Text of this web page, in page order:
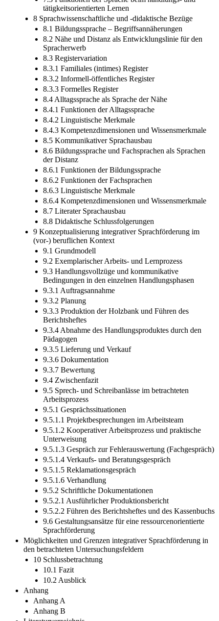
tätigkeitsorientierten Lernen
8 Sprachwissenschaftliche und -didaktische Bezüge
8.1 Bildungssprache – Begriffsannäherungen
8.2 Nähe und Distanz als Entwicklungslinie für den
Spracherwerb
8.3 Registervariation
8.3.1 Familiales (intimes) Register
8.3.2 Informell-öffentliches Register
8.3.3 Formelles Register
8.4 Alltagssprache als Sprache der Nähe
8.4.1 Funktionen der Alltagssprache
8.4.2 Linguistische Merkmale
8.4.3 Kompetenzdimensionen und Wissensmerkmale
8.5 Kommunikativer Sprachausbau
8.6 Bildungssprache und Fachsprachen als Sprachen
der Distanz
8.6.1 Funktionen der Bildungssprache
8.6.2 Funktionen der Fachsprachen
8.6.3 Linguistische Merkmale
8.6.4 Kompetenzdimensionen und Wissensmerkmale
8.7 Literater Sprachausbau
8.8 Didaktische Schlussfolgerungen
9 Konzeptualisierung integrativer Sprachförderung im
(vor-) beruflichen Kontext
9.1 Grundmodell
9.2 Exemplarischer Arbeits- und Lernprozess
9.3 Handlungsvollzüge und kommunikative
Bedingungen in den einzelnen Handlungsphasen
9.3.1 Auftragsannahme
9.3.2 Planung
9.3.3 Produktion der Holzbank und Führen des
Berichtsheftes
9.3.4 Abnahme des Handlungsproduktes durch den
Pädagogen
9.3.5 Lieferung und Verkauf
9.3.6 Dokumentation
9.3.7 Bewertung
9.4 Zwischenfazit
9.5 Sprech- und Schreibanlässe im betrachteten
Arbeitsprozess
9.5.1 Gesprächssituationen
9.5.1.1 Projektbesprechungen im Arbeitsteam
9.5.1.2 Kooperativer Arbeitsprozess und praktische
Unterweisung
9.5.1.3 Gespräch zur Fehlerauswertung (Fachgespräch)
9.5.1.4 Verkaufs- und Beratungsgespräch
9.5.1.5 Reklamationsgespräch
9.5.1.6 Verhandlung
9.5.2 Schriftliche Dokumentationen
9.5.2.1 Ausführlicher Produktionsbericht
9.5.2.2 Führen des Berichtsheftes und des Kassenbuchs
9.6 Gestaltungsansätze für eine ressourcenorientierte
Sprachförderung
Möglichkeiten und Grenzen integrativer Sprachförderung in
den betrachteten Untersuchungsfeldern
10 Schlussbetrachtung
10.1 Fazit
10.2 Ausblick
Anhang
Anhang A
Anhang B